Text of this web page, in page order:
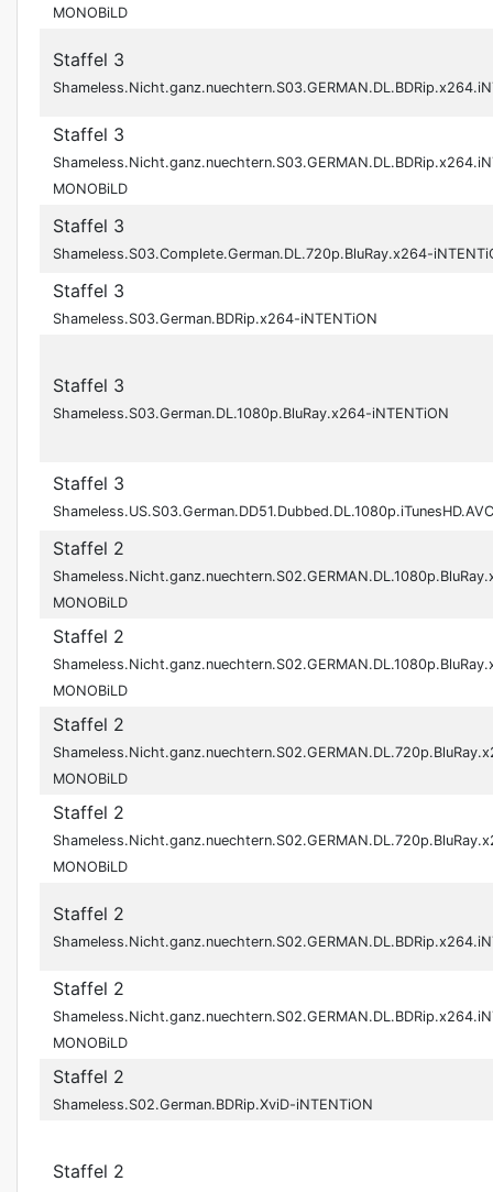
MONOBiLD
Staffel 3
Staffel 3
MONOBiLD
Staffel 3
Shameless.S03.Complete.German.DL.720p.BluRay.x264-
Staffel 3
Shameless.S03.German.BDRip.x264-iNTENTiON
Staffel 3
Shameless.S03.German.DL.1080p.BluRay.x264-iNTENTiON
Staffel 3
Staffel 2
MONOBiLD
Staffel 2
MONOBiLD
Staffel 2
MONOBiLD
Staffel 2
MONOBiLD
Staffel 2
Staffel 2
MONOBiLD
Staffel 2
Shameless.S02.German.BDRip.XviD-iNTENTiON
Staffel 2